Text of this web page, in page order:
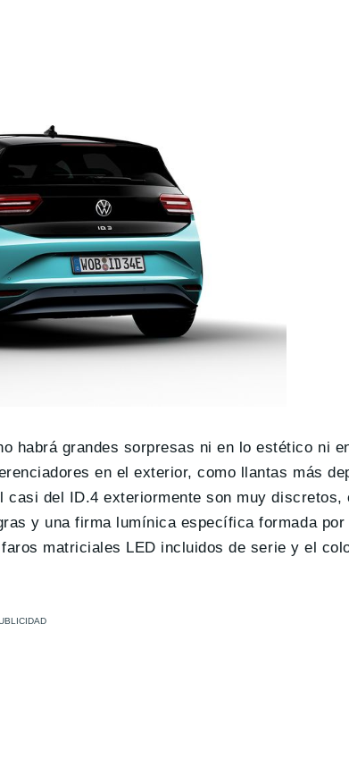
habrá grandes sorpresas ni en lo estético ni
en el exterior, como llantas más
del ID.4 exteriormente son muy discretos,
y una firma lumínica específica formada
matriciales LED incluidos de serie y el